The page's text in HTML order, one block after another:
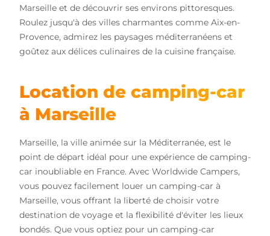
Marseille et de découvrir ses environs pittoresques.
Roulez jusqu'à des villes charmantes comme Aix-en-
Provence, admirez les paysages méditerranéens et
goûtez aux délices culinaires de la cuisine française.
Location de camping-car
à Marseille
Marseille, la ville animée sur la Méditerranée, est le
point de départ idéal pour une expérience de camping-
car inoubliable en France. Avec Worldwide Campers,
vous pouvez facilement louer un camping-car à
Marseille, vous offrant la liberté de choisir votre
destination de voyage et la flexibilité d'éviter les lieux
bondés. Que vous optiez pour un camping-car